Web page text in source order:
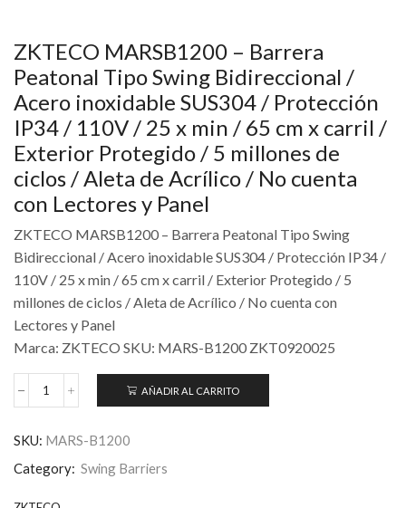
ZKTECO MARSB1200 – Barrera
Peatonal Tipo Swing Bidireccional /
Acero inoxidable SUS304 / Protección
IP34 / 110V / 25 x min / 65 cm x carril /
Exterior Protegido / 5 millones de
ciclos / Aleta de Acrílico / No cuenta
con Lectores y Panel
ZKTECO MARSB1200 – Barrera Peatonal Tipo Swing
Bidireccional / Acero inoxidable SUS304 / Protección IP34 /
110V / 25 x min / 65 cm x carril / Exterior Protegido / 5
millones de ciclos / Aleta de Acrílico / No cuenta con
Lectores y Panel
Marca: ZKTECO SKU: MARS-B1200 ZKT0920025
AÑADIR AL CARRITO
SKU: MARS-B1200
Category: Swing Barriers